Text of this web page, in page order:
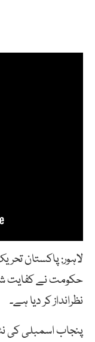
لاہور: پاکستان
حکومت نے کفایت
نظرانداز کر دیا ہے۔